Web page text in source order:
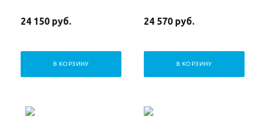
24 150 руб.
В КОРЗИНУ
24 570 руб.
В КОРЗИНУ